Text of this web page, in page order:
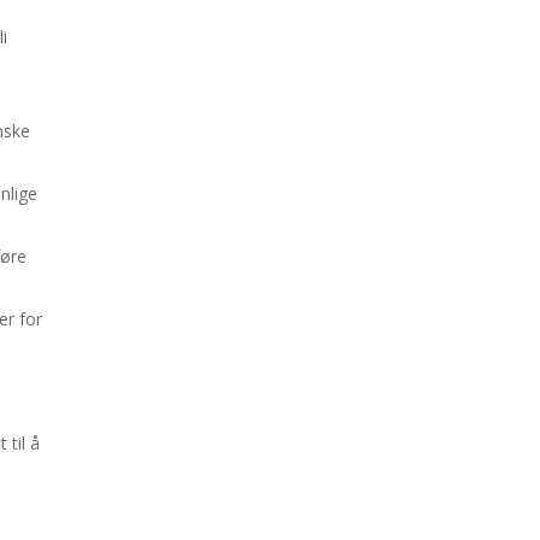
for
til å